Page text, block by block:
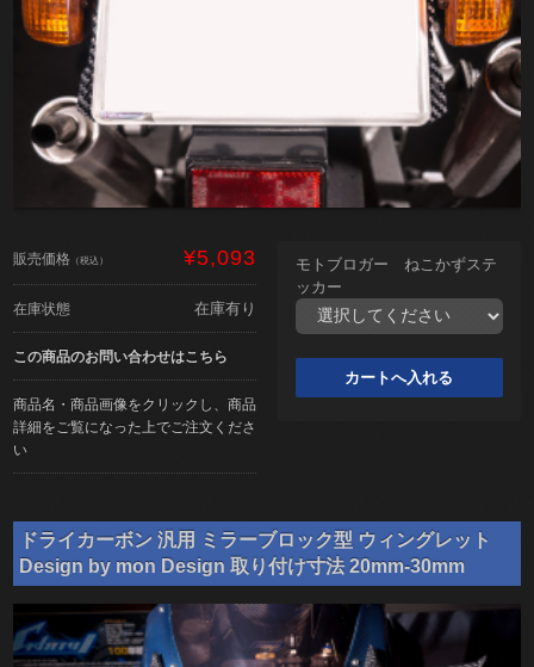
販売価格 （税込） ¥5,093
在庫状態 在庫有り
この商品のお問い合わせはこちら
商品名・商品画像をクリックし、商品
詳細をご覧になった上でご注文くださ
い
モトブロガー ねこかずステ
ッカー
ドライカーボン 汎用 ミラーブロック型 ウィングレット
Design by mon Design 取り付け寸法 20mm-30mm